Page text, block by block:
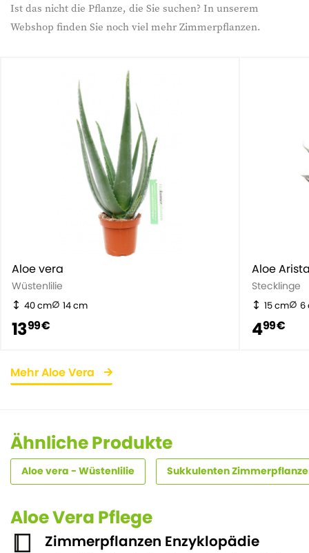
Ist das nicht die Pflanze, die Sie suchen? In unserem
Webshop finden Sie noch viel mehr Zimmerpflanzen.
Aloe vera
Wüstenlilie
40 cm 14 cm
1399 €
Aloe
Stecklinge
15 cm 6
499 €
Mehr Aloe Vera
Ähnliche Produkte
Aloe vera - Wüstenlilie Sukkulenten
Aloe Vera Pflege
Zimmerpflanzen Enzyklopädie